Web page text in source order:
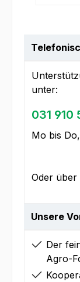
unter:
031 910
Mo bis
Oder über
Unsere
Der
Agro-